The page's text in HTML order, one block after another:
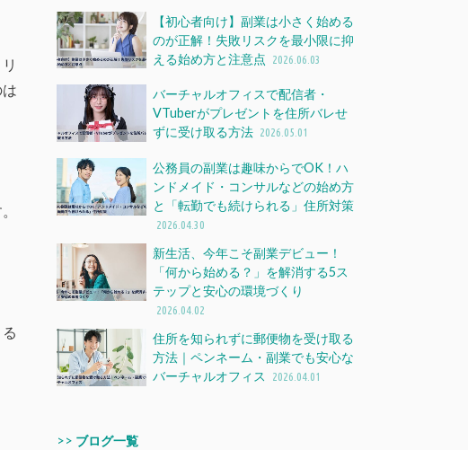
【初心者向け】副業は小さく始める
のが正解！失敗リスクを最小限に抑
える始め方と注意点
2026.06.03
バーチャルオフィスで配信者・
VTuberがプレゼントを住所バレせ
ずに受け取る方法 2026.05.01
公務員の副業は趣味からでOK！ハ
ンドメイド・コンサルなどの始め方
と「転勤でも続けられる」住所対策
2026.04.30
新生活、今年こそ副業デビュー！
「何から始める？」を解消する5ス
テップと安心の環境づくり
2026.04.02
住所を知られずに郵便物を受け取る
方法｜ペンネーム・副業でも安心な
バーチャルオフィス
2026.04.01
>> ブログ一覧